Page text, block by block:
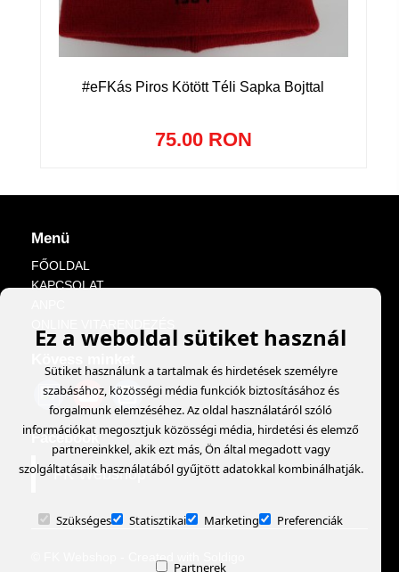
#eFKás Piros Kötött Téli Sapka Bojttal
75.00 RON
Menü
FŐOLDAL
KAPCSOLAT
Facebook
FK Webshop
Ez a weboldal sütiket használ
Sütiket használunk a tartalmak és hirdetések személyre
szabásához, közösségi média funkciók biztosításához és
forgalmunk elemzéséhez. Az oldal használatáról szóló
információkat megosztjuk közösségi média, hirdetési és elemző
partnereinkkel, akik ezt más, Ön által megadott vagy
szolgáltatásaik használatából gyűjtött adatokkal kombinálhatják.
Szükséges Statisztikai Marketing Preferenciák
Partnerek